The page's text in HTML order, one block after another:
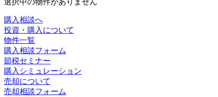
選択中の物件がありません
購入相談へ
投資・購入について
物件一覧
購入相談フォーム
節税セミナー
購入シミュレーション
売却について
売却相談フォーム